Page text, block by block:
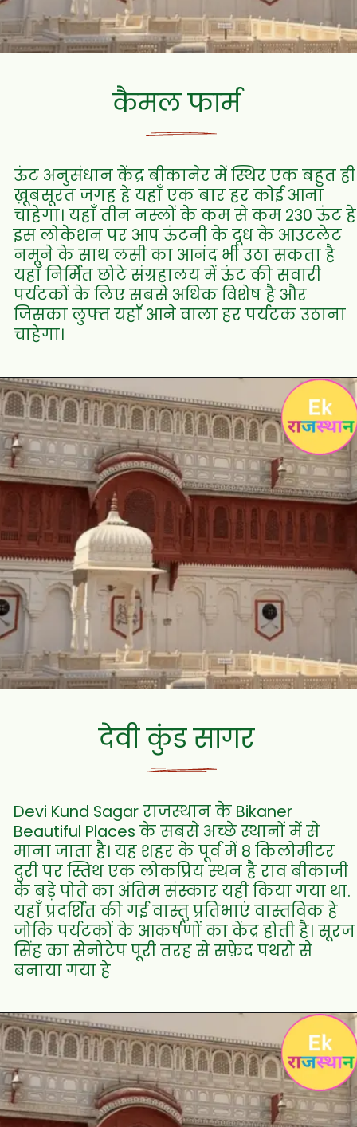
कैमल फार्म
ऊंट अनुसंधान केंद्र बीकानेर में स्थिर एक बहुत ही
ख़ूबसूरत जगह हे यहाँ एक बार हर कोई आना
चाहेगा। यहाँ तीन नस्लों के कम से कम 230 ऊंट हे
इस लोकेशन पर आप ऊंटनी के दूध के आउटलेट
नमूने के साथ लसी का आनंद भी उठा सकता है
यहाँ निर्मित छोटे संग्रहालय में ऊंट की सवारी
पर्यटकों के लिए सबसे अधिक विशेष है और
जिसका लुफ्त यहाँ आने वाला हर पर्यटक उठाना
चाहेगा।
देवी कुंड सागर
Devi Kund Sagar राजस्थान के Bikaner
Beautiful Places के सबसे अच्छे स्थानों में से
माना जाता है। यह शहर के पूर्व में 8 किलोमीटर
दुरी पर स्तिथ एक लोकप्रिय स्थन है राव बीकाजी
के बड़े पोते का अंतिम संस्कार यही किया गया था.
यहाँ प्रदर्शित की गई वास्तु प्रतिभाएं वास्तविक हे
जोकि पर्यटकों के आकर्षणों का केंद्र होती है। सूरज
सिंह का सेनोटेप पूरी तरह से सफ़ेद पथरो से
बनाया गया हे